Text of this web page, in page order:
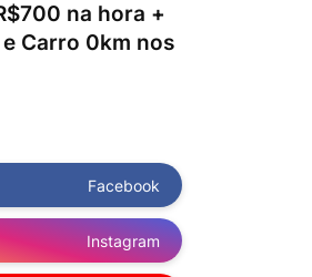
na hora +
Carro 0km nos
Facebook
Instagram